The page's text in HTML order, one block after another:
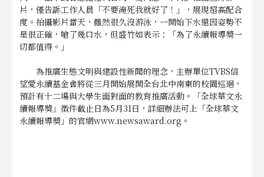
片，僅告訴工作人員「不要淹死我就好了！」，展現超高配合
度。拍攝影片當天，雖然很久沒游泳，一開始下水還因姿勢不
是很正確，嗆了幾口水，但盛竹如表示：「為了永續報導獎一
切都值得。」
為推廣生態文明與建設性新聞的理念，主辦單位TVBS信
望愛永續基金會將從三月開始展開全台北中南東的校園巡迴，
預計有十二場與大學生面對面的教育推廣活動。「全球華文永
續報導獎」徵件截止日為5月31日，詳細辦法可上「全球華文
永續報導獎」的官網www.newsaward.org 。